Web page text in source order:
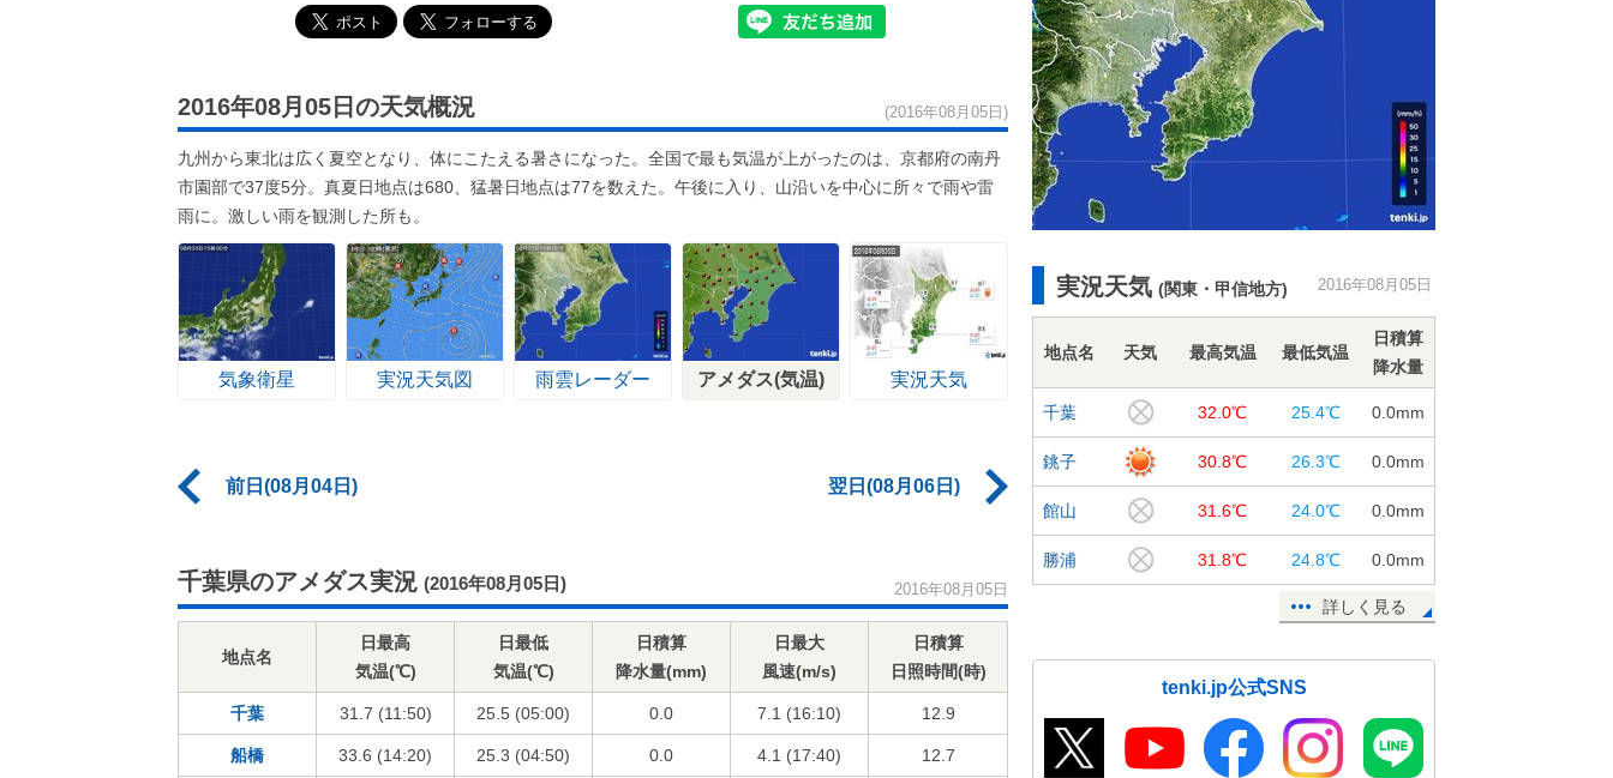
2016年08月05日の天気概況 (2016年08月05日)
九州から東北は広く夏空となり、体にこたえる暑さになった。全国で最も気温が上がったのは、京都府の南丹
市園部で37度5分。真夏日地点は680、猛暑日地点は77を数えた。午後に入り、山沿いを中心に所々で雨や雷
雨に。激しい雨を観測した所も。
気象衛星 実況天気図 雨雲レーダー アメダス(気温) 実況天気
前日(08月04日) 翌日(08月06日)
千葉県のアメダス実況 (2016年08月05日) 2016年08月05日
地点名
日最高
気温(℃)
日最低
気温(℃)
日積算
降水量(mm)
日最大
風速(m/s)
日積算
日照時間(時)
千葉 31.7 (11:50) 25.5 (05:00) 0.0 7.1 (16:10) 12.9
船橋 33.6 (14:20) 25.3 (04:50) 0.0 4.1 (17:40) 12.7
実況天気 (関東・甲信地方) 2016年08月05日
地点名 天気 最高気温 最低気温
日積算
降水量
千葉 32.0℃ 25.4℃ 0.0mm
銚子 30.8℃ 26.3℃ 0.0mm
館山 31.6℃ 24.0℃ 0.0mm
勝浦 31.8℃ 24.8℃ 0.0mm
詳しく見る
tenki.jp公式SNS